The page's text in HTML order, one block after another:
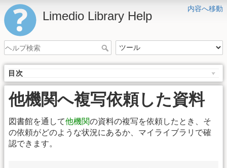
内容へ移動
Limedio Library Help
目次
他機関へ複写依頼した資料
図書館を通して他機関の資料の複写を依頼したとき、そ
の依頼がどのような状況にあるか、マイライブラリで確
認できます。